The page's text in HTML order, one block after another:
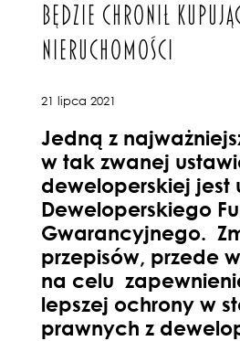
BĘDZIE CHRONIŁ
NIERUCHOMOŚCI
21 lipca 2021
Jedną z
w tak zwanej
deweloperskiej jest
Deweloperskiego
Gwarancyjnego.
przepisów, przede
na celu
lepszej ochrony w
prawnych z